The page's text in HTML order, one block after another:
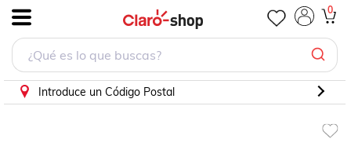
0
Introduce un Código Postal